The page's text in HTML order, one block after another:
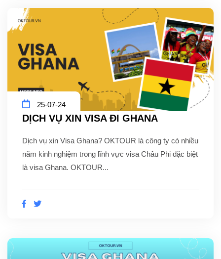
25-07-24
DỊCH VỤ XIN VISA ĐI GHANA
Dịch vụ xin Visa Ghana? OKTOUR là công ty có nhiều
năm kinh nghiệm trong lĩnh vực visa Châu Phi đặc biệt
là visa Ghana. OKTOUR...